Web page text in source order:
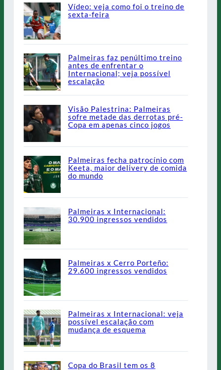
Vídeo: veja como foi o treino de
sexta-feira
Palmeiras faz penúltimo treino
antes de enfrentar o
Internacional; veja possível
escalação
Visão Palestrina: Palmeiras
sofre metade das derrotas pré-
Copa em apenas cinco jogos
Palmeiras fecha patrocínio com
Keeta, maior delivery de comida
do mundo
Palmeiras x Internacional:
30.900 ingressos vendidos
Palmeiras x Cerro Porteño:
29.600 ingressos vendidos
Palmeiras x Internacional: veja
possível escalação com
mudança de esquema
Copa do Brasil tem os 8